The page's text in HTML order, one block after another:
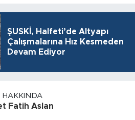
ŞUSKİ, Halfeti’de Altyapı
Çalışmalarına Hız Kesmeden
Devam Ediyor
HAKKINDA
Fatih Aslan